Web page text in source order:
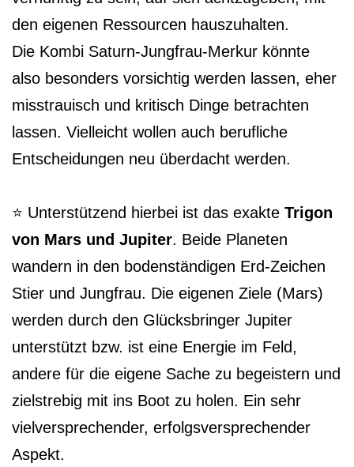
den eigenen Ressourcen hauszuhalten.
Die Kombi Saturn-Jungfrau-Merkur könnte
also besonders vorsichtig werden lassen, eher
misstrauisch und kritisch Dinge betrachten
lassen. Vielleicht wollen auch berufliche
Entscheidungen neu überdacht werden.
⭐️ Unterstützend hierbei ist das exakte Trigon
von Mars und Jupiter. Beide Planeten
wandern in den bodenständigen Erd-Zeichen
Stier und Jungfrau. Die eigenen Ziele (Mars)
werden durch den Glücksbringer Jupiter
unterstützt bzw. ist eine Energie im Feld,
andere für die eigene Sache zu begeistern und
zielstrebig mit ins Boot zu holen. Ein sehr
vielversprechender, erfolgsversprechender
Aspekt.